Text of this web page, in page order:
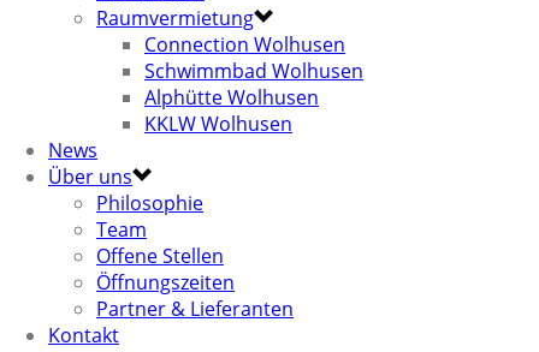
Raumvermietung
Connection Wolhusen
Schwimmbad Wolhusen
Alphütte Wolhusen
KKLW Wolhusen
News
Über uns
Philosophie
Team
Offene Stellen
Öffnungszeiten
Partner & Lieferanten
Kontakt